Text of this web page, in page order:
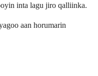
inta lagu jiro qalliinka.
aan horumarin